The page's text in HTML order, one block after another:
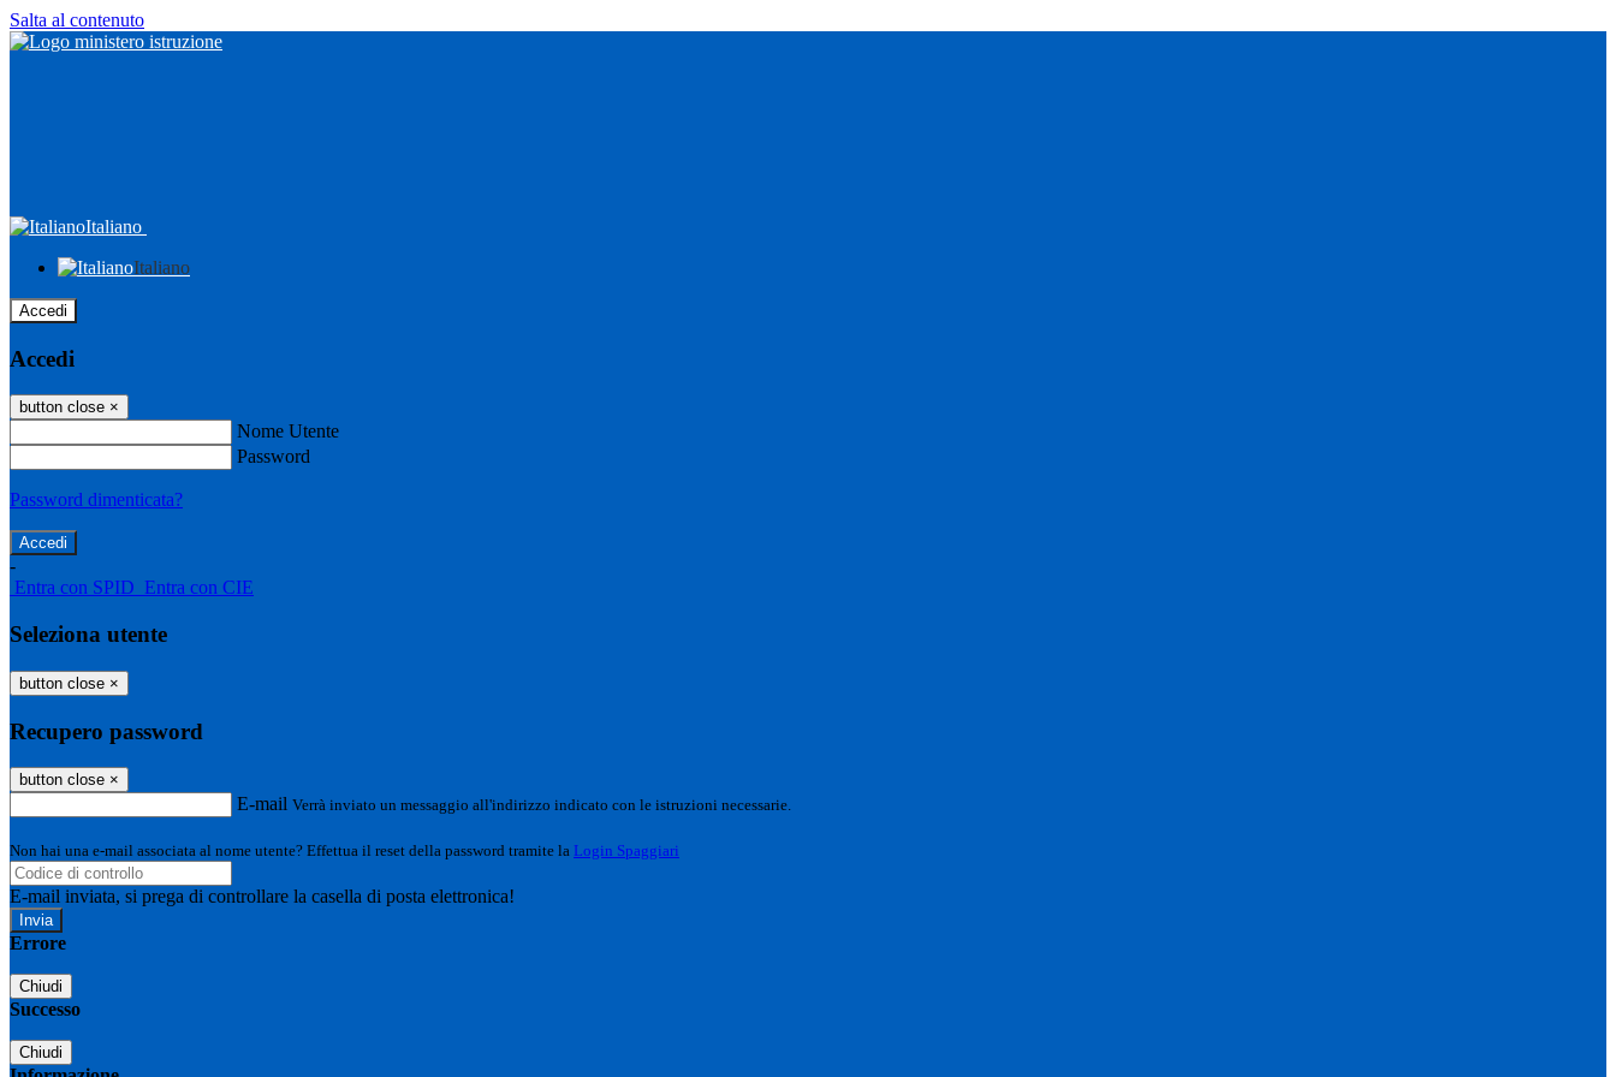
Salta al contenuto
Italiano
Italiano
Accedi
Accedi
button close ×
Nome Utente
Password
Password dimenticata?
-
Entra con SPID Entra con CIE
Seleziona utente
button close ×
Recupero password
button close ×
E-mail Verrà inviato un messaggio all'indirizzo indicato con le istruzioni necessarie.
Non hai una e-mail associata al nome utente? Effettua il reset della password tramite la Login Spaggiari
E-mail inviata, si prega di controllare la casella di posta elettronica!
Errore
Chiudi
Successo
Chiudi